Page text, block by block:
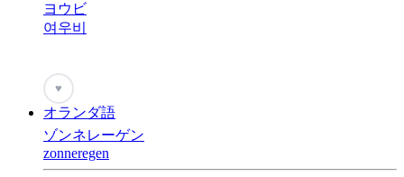
ヨウビ
여우비
♥
オランダ語
ゾンネレーゲン
zonneregen